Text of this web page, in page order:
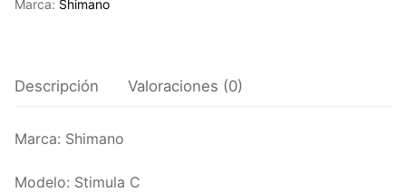
Marca: Shimano
Descripción Valoraciones (0)
Marca: Shimano
Modelo: Stimula C